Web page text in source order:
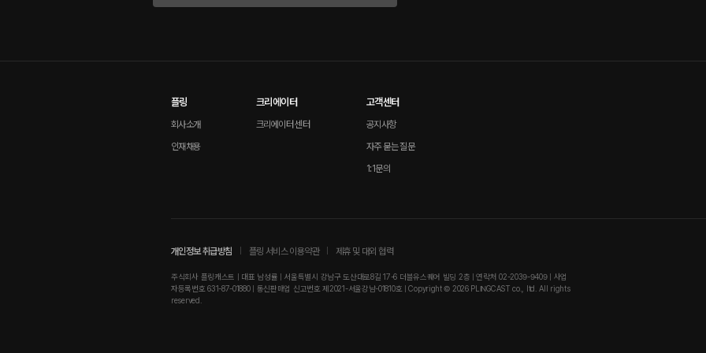
플링
회사소개
인재채용
크리에이터
크리에이터 센터
고객센터
공지사항
자주 묻는 질문
1:1문의
개인정보 취급방침 플링 서비스 이용약관 제휴 및 대외 협력
주식회사 플링캐스트 | 대표 남성률 | 서울특별시 강남구 도산대로8길 17-6 더블유스퀘어 빌딩 2층 | 연락처 02-2039-9409 | 사업
자등록번호 631-87-01880 | 통신판매업 신고번호 제2021-서울강남-01810호 | Copyright © 2026 PLINGCAST co., ltd. All rights
reserved.